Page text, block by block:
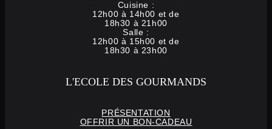
Cuisine :
12h00 à 14h00 et de
18h30 à 21h00
Salle :
12h00 à 15h00 et de
18h30 à 23h00
L'ECOLE DES GOURMANDS
PRÉSENTATION
OFFRIR UN BON-CADEAU